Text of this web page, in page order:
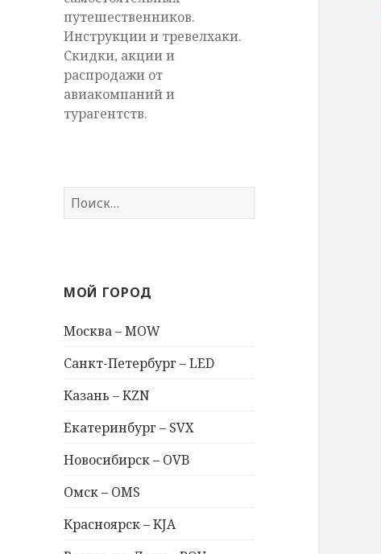
путешественников.
Инструкции и тревелхаки.
Скидки, акции и
распродажи от
авиакомпаний и
турагентств.
Найти:
МОЙ ГОРОД
Москва – MOW
Санкт-Петербург – LED
Казань – KZN
Екатеринбург – SVX
Новосибирск – OVB
Омск – OMS
Красноярск – KJA